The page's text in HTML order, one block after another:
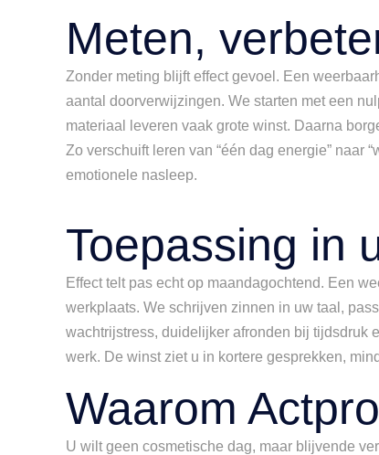
Meten,
Zonder meting blijft effect gevoel. Een
aantal doorverwijzingen. We starten met een
materiaal leveren vaak grote winst. Daarna
Zo verschuift leren van “één dag energie” naar
emotionele nasleep.
Toepassing in
Effect telt pas echt op maandagochtend. Een
werkplaats. We schrijven zinnen in uw taal,
wachtrijstress, duidelijker afronden bij tijdsdruk
werk. De winst ziet u in kortere gesprekken,
Waarom
U wilt geen cosmetische dag, maar blijvende